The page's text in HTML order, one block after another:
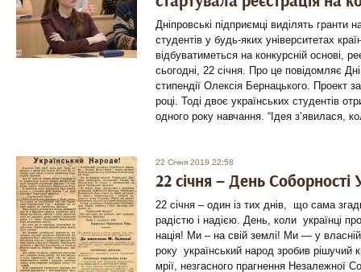
Дніпровські підприємці виділять гранти
студентів у будь-яких університетах
відбуватиметься на конкурсній основі,
сьогодні, 22 січня. Про це повідомляє
стипендії Олексія Бернацького. Проект
році. Тоді двоє українських студентів
одного року навчання. “Ідея з’явилася,
22 Січня 2019 22:58
22 січня – День Соборності
22 січня – один із тих днів, що сама
радістю і надією. День, коли українці
нація! Ми – на свій землі! Ми — у
року український народ зробив рішучий
мрії, незгасного прагнення Незалежної